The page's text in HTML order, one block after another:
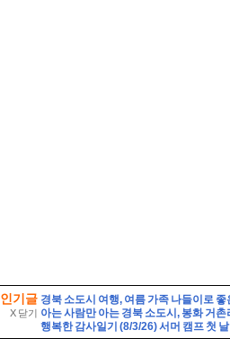
인기글
X 닫기
행복한 감사일기 (8/3/26) 서머 캠프 첫 날